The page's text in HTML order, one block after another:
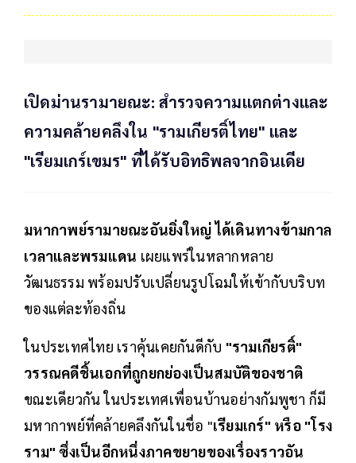
เปิดม่านรามายณะ: สำรวจความแตกต่างและ
ความคล้ายคลึงใน "รามเกียรติ์ไทย" และ
"เรียมเกร์เขมร" ที่ได้รับอิทธิพลจากอินเดีย
มหากาพย์รามายณะอันยิ่งใหญ่ ได้เดินทางข้ามกาล
เวลาและพรมแดน เผยแพร่ในหลากหลาย
วัฒนธรรม พร้อมปรับเปลี่ยนรูปโฉมให้เข้ากับบริบท
ของแต่ละท้องถิ่น
ในประเทศไทย เราคุ้นเคยกันดีกับ "รามเกียรติ์"
วรรณคดีชิ้นเอกที่ถูกยกย่องเป็นสมบัติของชาติ
ขณะเดียวกัน ในประเทศเพื่อนบ้านอย่างกัมพูชา ก็มี
มหากาพย์ที่คล้ายคลึงกันในชื่อ "เรียมเกร์" หรือ "โรง
ราม" ซึ่งเป็นอีกหนึ่งภาคขยายของเรื่องราวอัน